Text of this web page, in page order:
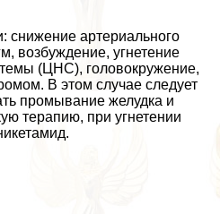
снижение артериального
возбуждение, угнетение
(ЦНС), головокружение,
В этом случае следует
промывание желудка и
терапию, при угнетении